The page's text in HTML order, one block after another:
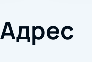
Адрес